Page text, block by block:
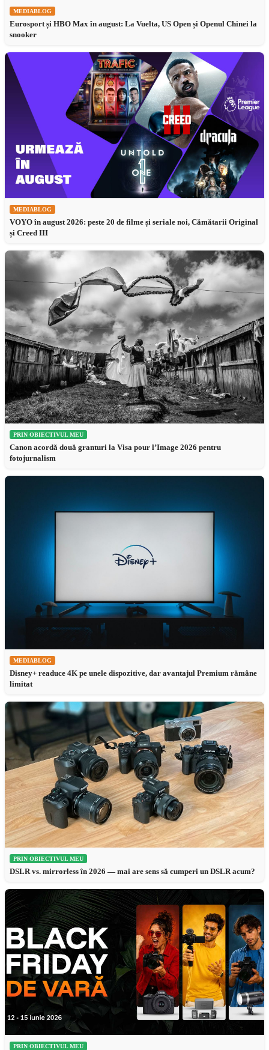
MEDIABLOG
Eurosport și HBO Max în august: La Vuelta, US Open și Openul Chinei la
snooker
MEDIABLOG
VOYO în august 2026: peste 20 de filme și seriale noi, Cămătarii Original
și Creed III
PRIN OBIECTIVUL MEU
Canon acordă două granturi la Visa pour l’Image 2026 pentru
fotojurnalism
MEDIABLOG
Disney+ readuce 4K pe unele dispozitive, dar avantajul Premium rămâne
limitat
PRIN OBIECTIVUL MEU
DSLR vs. mirrorless în 2026 — mai are sens să cumperi un DSLR acum?
PRIN OBIECTIVUL MEU